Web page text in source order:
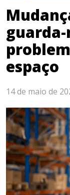
espaço
14 de maio de